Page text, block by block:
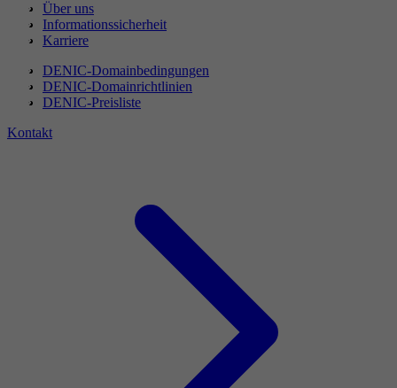
Über uns
Informationssicherheit
Karriere
DENIC-Domainbedingungen
DENIC-Domainrichtlinien
DENIC-Preisliste
Kontakt